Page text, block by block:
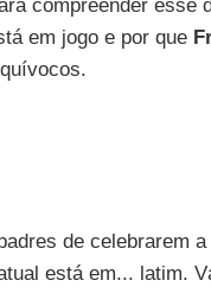
compreender esse
em jogo e por que
de celebrarem a
está em... latim.